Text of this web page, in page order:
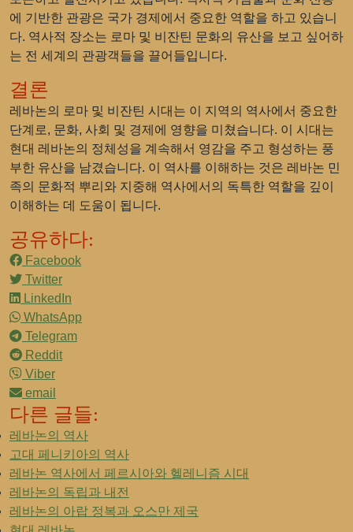
에 기반한 관광은 국가 경제에서 중요한 역할을 하고 있습니
다. 역사적 장소는 로마 및 비잔틴 문화의 유산을 보고 싶어하
는 전 세계의 관광객들을 끌어들입니다.
결론
레바논의 로마 및 비잔틴 시대는 이 지역의 역사에서 중요한
단계로, 문화, 사회 및 경제에 영향을 미쳤습니다. 이 시대는
현대 레바논의 정체성을 계속해서 영감을 주고 형성하는 풍
부한 유산을 남겼습니다. 이 역사를 이해하는 것은 레바논 민
족의 문화적 뿌리와 지중해 역사에서의 독특한 역할을 깊이
이해하는 데 도움이 됩니다.
공유하다:
Facebook
Twitter
LinkedIn
WhatsApp
Telegram
Reddit
Viber
email
다른 글들:
레바논의 역사
고대 페니키아의 역사
레바논 역사에서 페르시아와 헬레니즘 시대
레바논의 독립과 내전
레바논의 아랍 정복과 오스만 제국